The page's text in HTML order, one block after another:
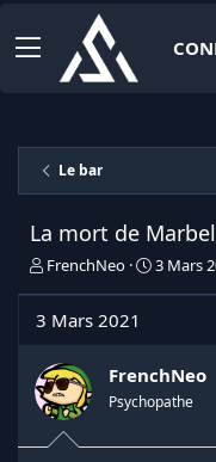
Le bar
La mort de
I
a
t
e
u
FrenchNeo
D
e
é
3 Mars
3 Mars 2021
FrenchNeo
Psychopathe